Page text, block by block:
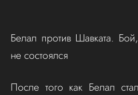
Белал против Шавката.
не состоялся
После того как Белал